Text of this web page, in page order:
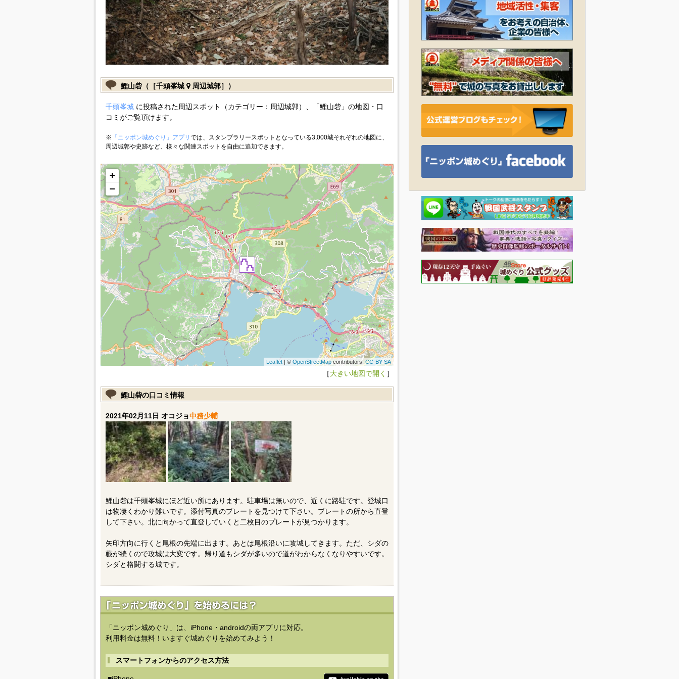
鯉山砦（［千頭峯城 周辺城郭］）
千頭峯城に投稿された周辺スポット（カテゴリー：周辺城郭）、「鯉山砦」の地図・口
コミがご覧頂けます。
※ 「ニッポン城めぐり」アプリ では、スタンプラリースポットとなっている3,000城それぞれの地図に、
周辺城郭や史跡など、様々な関連スポットを自由に追加できます。
+
−
Leaflet| © OpenStreetMapcontributors, CC-BY-SA
［大きい地図で開く ］
鯉山砦の口コミ情報
2021年02月11日 オコジョ中務少輔
鯉山砦は千頭峯城にほど近い所にあります。駐車場は無いので、近くに路駐です。登城口
は物凄くわかり難いです。添付写真のプレートを見つけて下さい。プレートの所から直登
して下さい。北に向かって直登していくと二枚目のプレートが見つかります。
矢印方向に行くと尾根の先端に出ます。あとは尾根沿いに攻城してきます。ただ、シダの
藪が続くので攻城は大変です。帰り道もシダが多いので道がわからなくなりやすいです。
シダと格闘する城です。
「ニッポン城めぐり」は、iPhone・androidの両アプリに対応。
利用料金は無料！いますぐ城めぐりを始めてみよう！
スマートフォンからのアクセス方法